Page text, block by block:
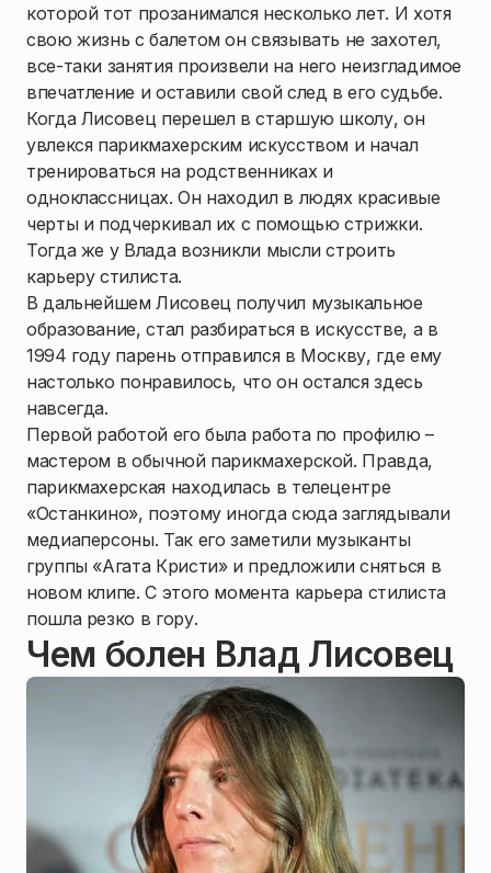
которой тот прозанимался несколько лет. И хотя
свою жизнь с балетом он связывать не захотел,
все-таки занятия произвели на него неизгладимое
впечатление и оставили свой след в его судьбе.
Когда Лисовец перешел в старшую школу, он
увлекся парикмахерским искусством и начал
тренироваться на родственниках и
одноклассницах. Он находил в людях красивые
черты и подчеркивал их с помощью стрижки.
Тогда же у Влада возникли мысли строить
карьеру стилиста.
В дальнейшем Лисовец получил музыкальное
образование, стал разбираться в искусстве, а в
1994 году парень отправился в Москву, где ему
настолько понравилось, что он остался здесь
навсегда.
Первой работой его была работа по профилю –
мастером в обычной парикмахерской. Правда,
парикмахерская находилась в телецентре
«Останкино», поэтому иногда сюда заглядывали
медиаперсоны. Так его заметили музыканты
группы «Агата Кристи» и предложили сняться в
новом клипе. С этого момента карьера стилиста
пошла резко в гору.
Чем болен Влад Лисовец